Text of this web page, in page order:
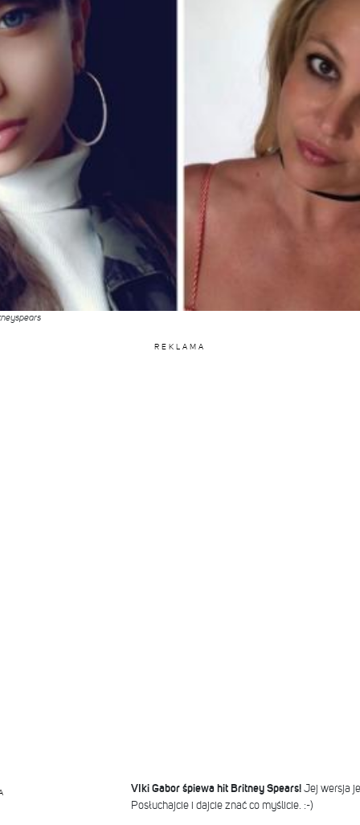
REKLAMA
VIki Gabor śpiewa hit Britney Spears! Jej wersja
Posłuchajcie i dajcie znać co myślicie. :-)